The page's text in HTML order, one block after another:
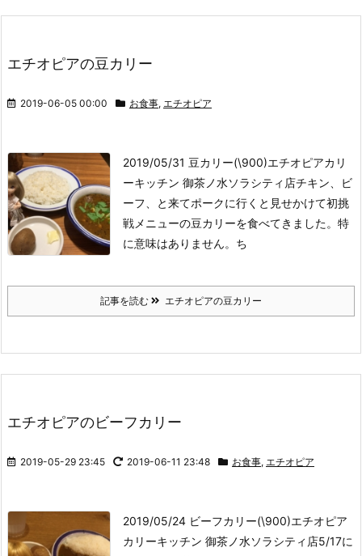
エチオピアの豆カリー
2019-06-05 00:00 お食事, エチオピア
2019/05/31 豆カリー(\900)エチオピアカリ
ーキッチン 御茶ノ水ソラシティ店チキン、ビ
ーフ、と来てポークに行くと見せかけて初挑
戦メニューの豆カリーを食べてきました。特
に意味はありません。ち
記事を読む エチオピアの豆カリー
エチオピアのビーフカリー
2019-05-29 23:45 2019-06-11 23:48 お食事, エチオピア
2019/05/24 ビーフカリー(\900)エチオピア
カリーキッチン 御茶ノ水ソラシティ店5/17に